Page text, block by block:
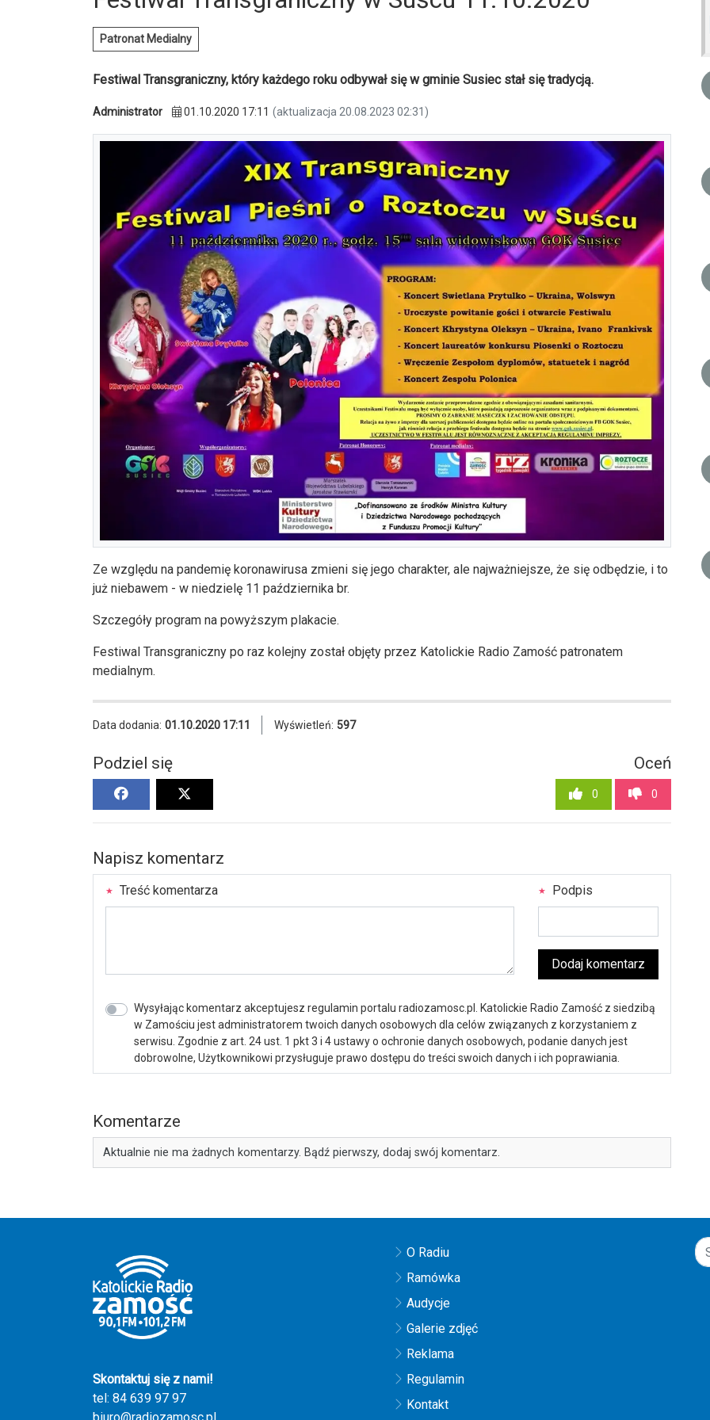
Patronat Medialny
Festiwal Transgraniczny, który każdego roku odbywał się w gminie Susiec stał się tradycją.
Administrator 01.10.2020 17:11 (aktualizacja 20.08.2023 02:31)
Ze względu na pandemię koronawirusa zmieni się jego charakter, ale najważniejsze, że się odbędzie, i to
już niebawem - w niedzielę 11 października br.
Szczegóły program na powyższym plakacie.
Festiwal Transgraniczny po raz kolejny został objęty przez Katolickie Radio Zamość patronatem
medialnym.
Data dodania: 01.10.2020 17:11 Wyświetleń: 597
Podziel się Oceń
0 0
Napisz komentarz
Treść komentarza Podpis
Dodaj komentarz
Wysyłając komentarz akceptujesz regulamin portalu radiozamosc.pl. Katolickie Radio Zamość z siedzibą
w Zamościu jest administratorem twoich danych osobowych dla celów związanych z korzystaniem z
serwisu. Zgodnie z art. 24 ust. 1 pkt 3 i 4 ustawy o ochronie danych osobowych, podanie danych jest
dobrowolne, Użytkownikowi przysługuje prawo dostępu do treści swoich danych i ich poprawiania.
Komentarze
Aktualnie nie ma żadnych komentarzy. Bądź pierwszy, dodaj swój komentarz.
Skontaktuj się z nami!
tel: 84 639 97 97
O Radiu
Ramówka
Audycje
Galerie zdjęć
Reklama
Regulamin
Kontakt